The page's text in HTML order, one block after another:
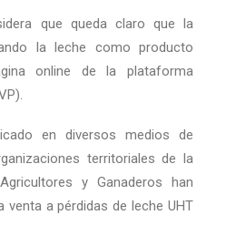
que queda claro que la
la leche como producto
online de la plataforma
en diversos medios de
territoriales de la
y Ganaderos han
venta a pérdidas de leche UHT